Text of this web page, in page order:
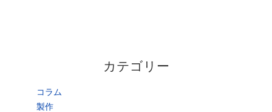
カテゴリー
コラム
製作